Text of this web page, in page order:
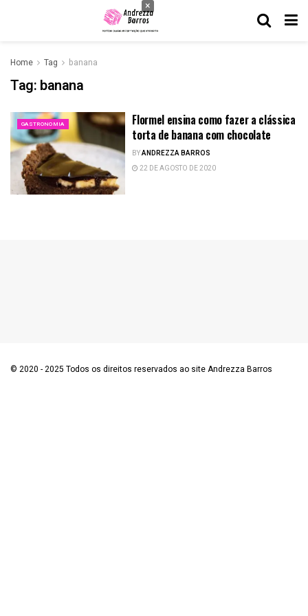
Home Tag banana
Tag: banana
GASTRONOMIA
Flormel ensina como fazer a clássica
torta de banana com chocolate
BYANDREZZA BARROS
22 DE AGOSTO DE 2020
© 2020 - 2025 Todos os direitos reservados ao site Andrezza Barros
×